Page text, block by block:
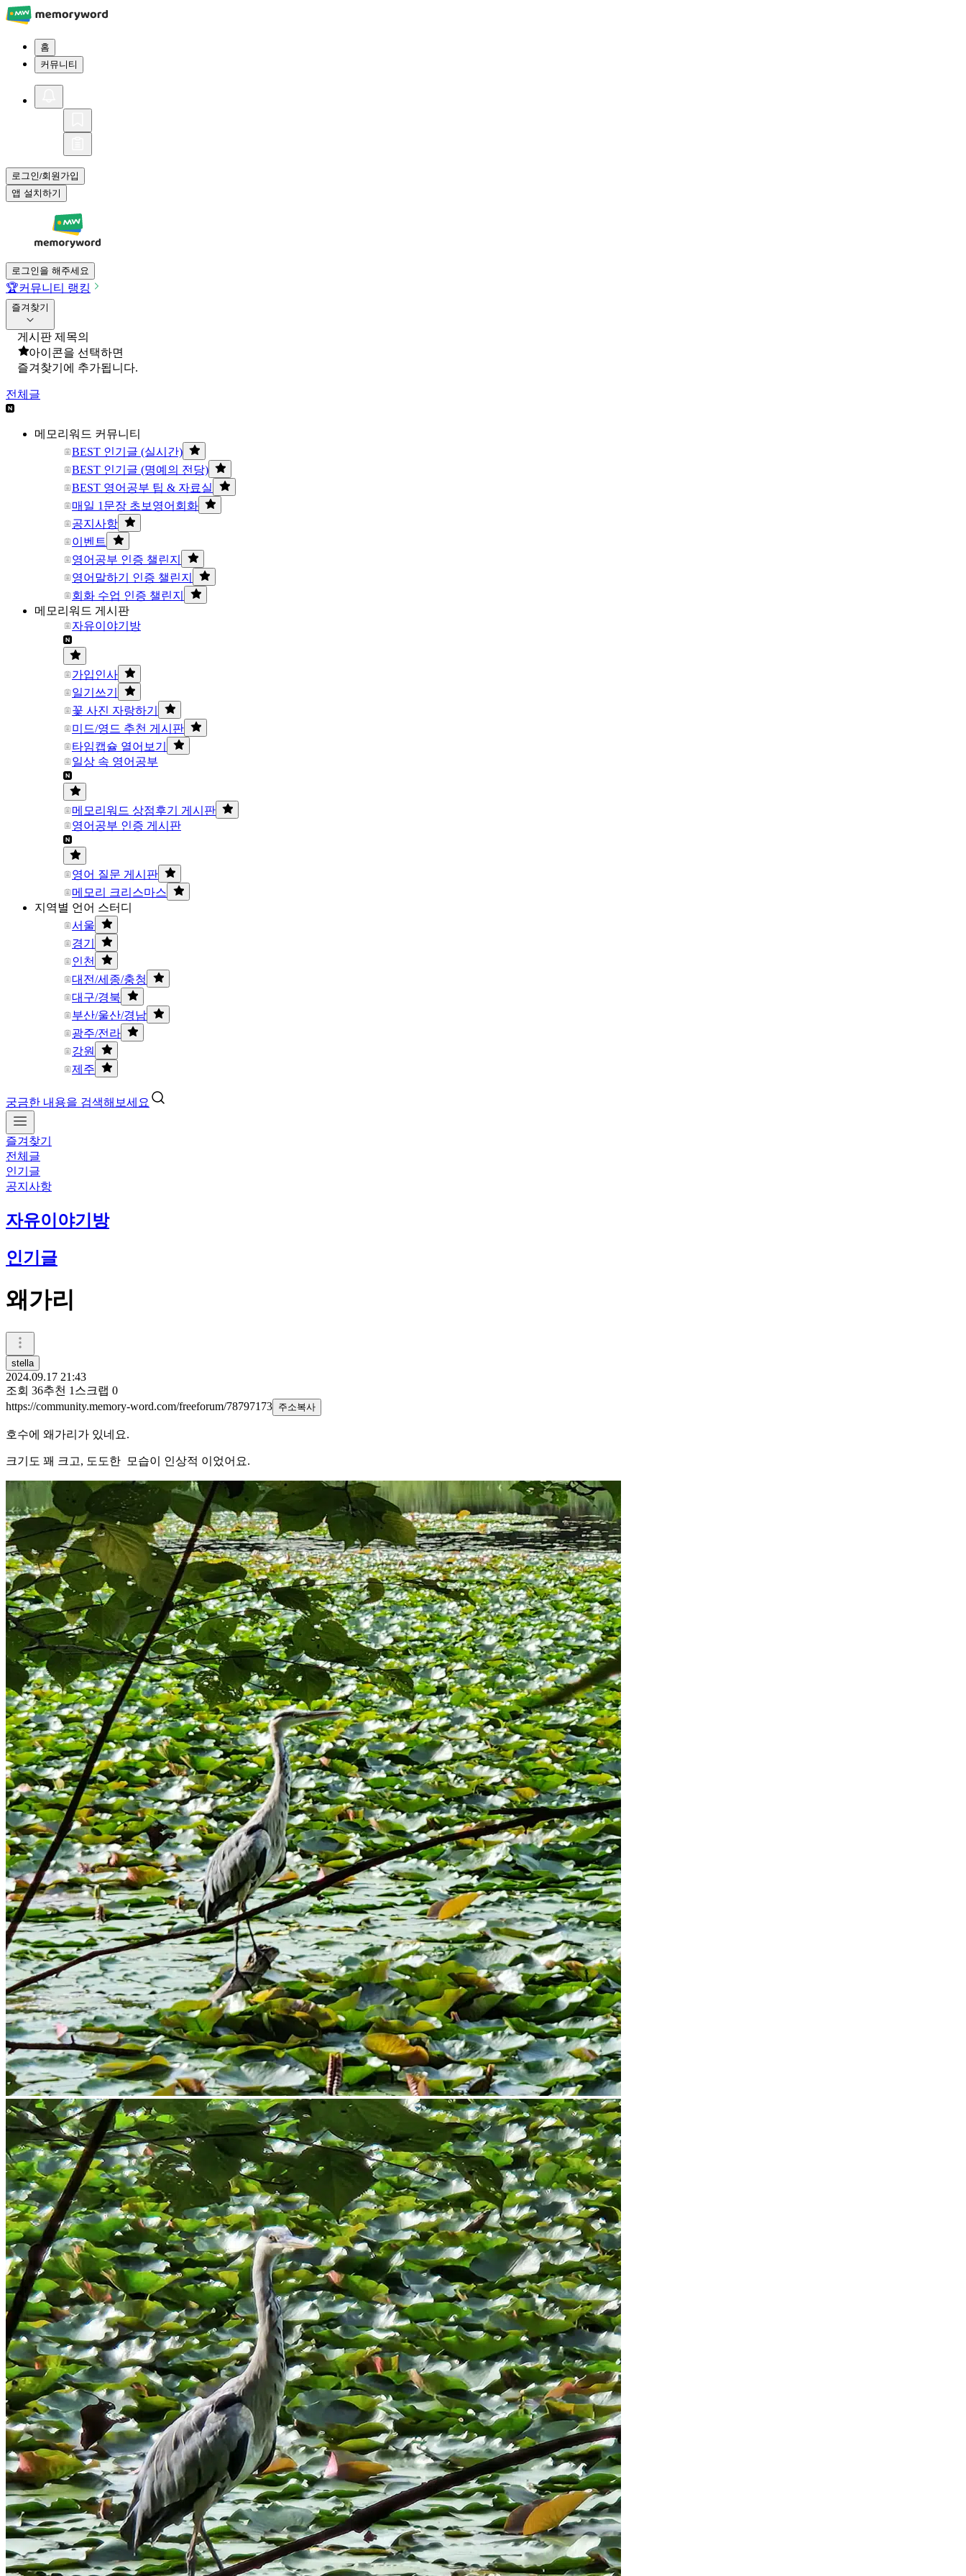
홈
커뮤니티
로그인/회원가입
앱 설치하기
로그인을 해주세요
🏆커뮤니티 랭킹
즐겨찾기
게시판 제목의
아이콘을 선택하면
즐겨찾기에 추가됩니다.
전체글
메모리워드 커뮤니티
BEST 인기글 (실시간)
BEST 인기글 (명예의 전당)
BEST 영어공부 팁 & 자료실
매일 1문장 초보영어회화
공지사항
이벤트
영어공부 인증 챌린지
영어말하기 인증 챌린지
회화 수업 인증 챌린지
메모리워드 게시판
자유이야기방
가입인사
일기쓰기
꽃 사진 자랑하기
미드/영드 추천 게시판
타임캡슐 열어보기
일상 속 영어공부
메모리워드 상점후기 게시판
영어공부 인증 게시판
영어 질문 게시판
메모리 크리스마스
지역별 언어 스터디
서울
경기
인천
대전/세종/충청
대구/경북
부산/울산/경남
광주/전라
강원
제주
궁금한 내용을 검색해보세요
즐겨찾기
전체글
인기글
공지사항
자유이야기방
인기글
왜가리
stella
2024.09.17 21:43
조회 36추천 1 스크랩 0
https://community.memory-word.com/freeforum/78797173 주소복사
호수에 왜가리가 있네요.
크기도 꽤 크고, 도도한 모습이 인상적 이었어요.